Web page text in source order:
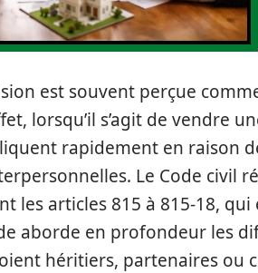
est souvent perçue
lorsqu’il s’agit de vendre
rapidement en raison
Le Code civil
les articles 815 à 815-18,
aborde en profondeur les
héritiers, partenaires ou